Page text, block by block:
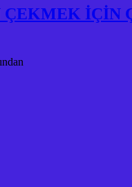
İÇİN